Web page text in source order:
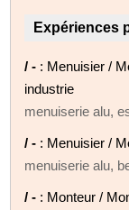
Expériences
/ - : Menuisier /
industrie
menuiserie alu,
/ - : Menuisier /
menuiserie alu,
/ - : Monteur /